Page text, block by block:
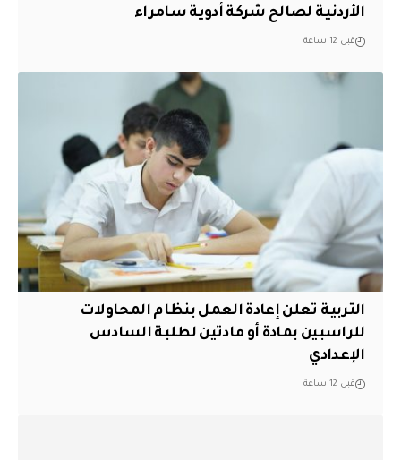
الأردنية لصالح شركة أدوية سامراء
قبل 12 ساعة
التربية تعلن إعادة العمل بنظام المحاولات
للراسبين بمادة أو مادتين لطلبة السادس
الإعدادي
قبل 12 ساعة